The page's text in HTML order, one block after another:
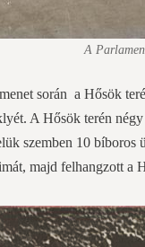
A
során a Hősök
A Hősök terén
szemben 10
majd felhangzott a